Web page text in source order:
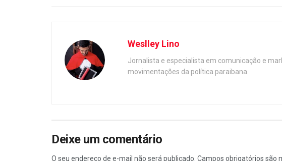
Weslley Lino
Jornalista e especialista em comunicação e
movimentações da política paraibana.
Deixe um comentário
O seu endereço de e-mail não será publicado. Campos obrigatórios são